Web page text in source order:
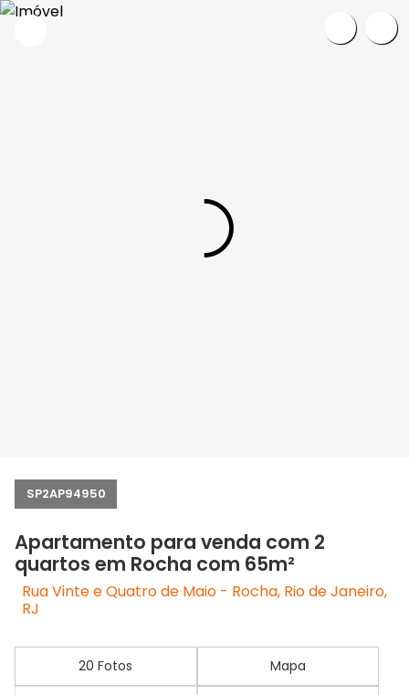
SP2AP94950
Apartamento para venda com 2
quartos em Rocha com 65m²
Rua Vinte e Quatro de Maio - Rocha, Rio de Janeiro,
RJ
20 Fotos Mapa